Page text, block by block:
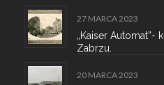
27 MARCA 2023
„Kaiser Automat”-
Zabrzu.
20 MARCA 2023